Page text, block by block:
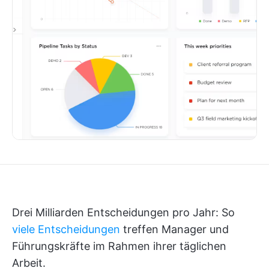
Drei Milliarden Entscheidungen pro Jahr: So
viele Entscheidungen treffen Manager und
Führungskräfte im Rahmen ihrer täglichen
Arbeit.